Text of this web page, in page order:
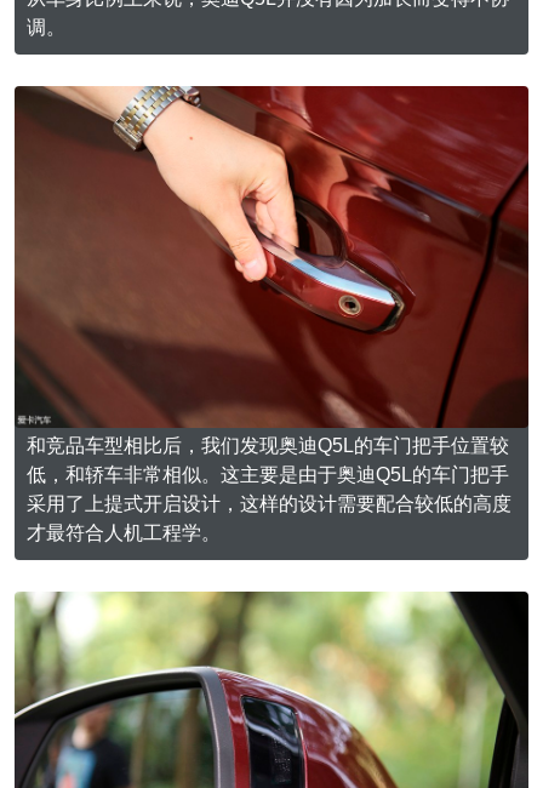
调。
和竞品车型相比后，我们发现奥迪Q5L的车门把手位置较
低，和轿车非常相似。这主要是由于奥迪Q5L的车门把手
采用了上提式开启设计，这样的设计需要配合较低的高度
才最符合人机工程学。